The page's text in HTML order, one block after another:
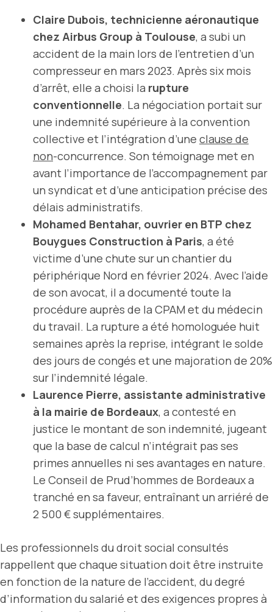
Claire Dubois, technicienne aéronautique
chez Airbus Group à Toulouse, a subi un
accident de la main lors de l’entretien d’un
compresseur en mars 2023. Après six mois
d’arrêt, elle a choisi la rupture
conventionnelle. La négociation portait sur
une indemnité supérieure à la convention
collective et l’intégration d’une clause de
non-concurrence. Son témoignage met en
avant l’importance de l’accompagnement par
un syndicat et d’une anticipation précise des
délais administratifs.
Mohamed Bentahar, ouvrier en BTP chez
Bouygues Construction à Paris, a été
victime d’une chute sur un chantier du
périphérique Nord en février 2024. Avec l’aide
de son avocat, il a documenté toute la
procédure auprès de la CPAM et du médecin
du travail. La rupture a été homologuée huit
semaines après la reprise, intégrant le solde
des jours de congés et une majoration de 20%
sur l’indemnité légale.
Laurence Pierre, assistante administrative
à la mairie de Bordeaux, a contesté en
justice le montant de son indemnité, jugeant
que la base de calcul n’intégrait pas ses
primes annuelles ni ses avantages en nature.
Le Conseil de Prud’hommes de Bordeaux a
tranché en sa faveur, entraînant un arriéré de
2 500 € supplémentaires.
Les professionnels du droit social consultés
rappellent que chaque situation doit être instruite
en fonction de la nature de l’accident, du degré
d’information du salarié et des exigences propres à